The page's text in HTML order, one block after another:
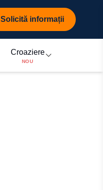
Solicită informații
Croaziere
NOU